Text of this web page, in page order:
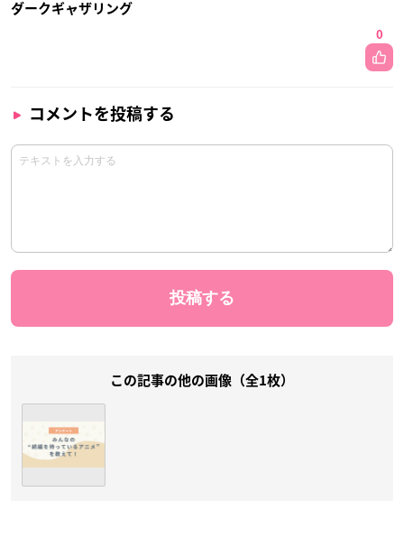
ダークギャザリング
0
コメントを投稿する
この記事の他の画像（全1枚）